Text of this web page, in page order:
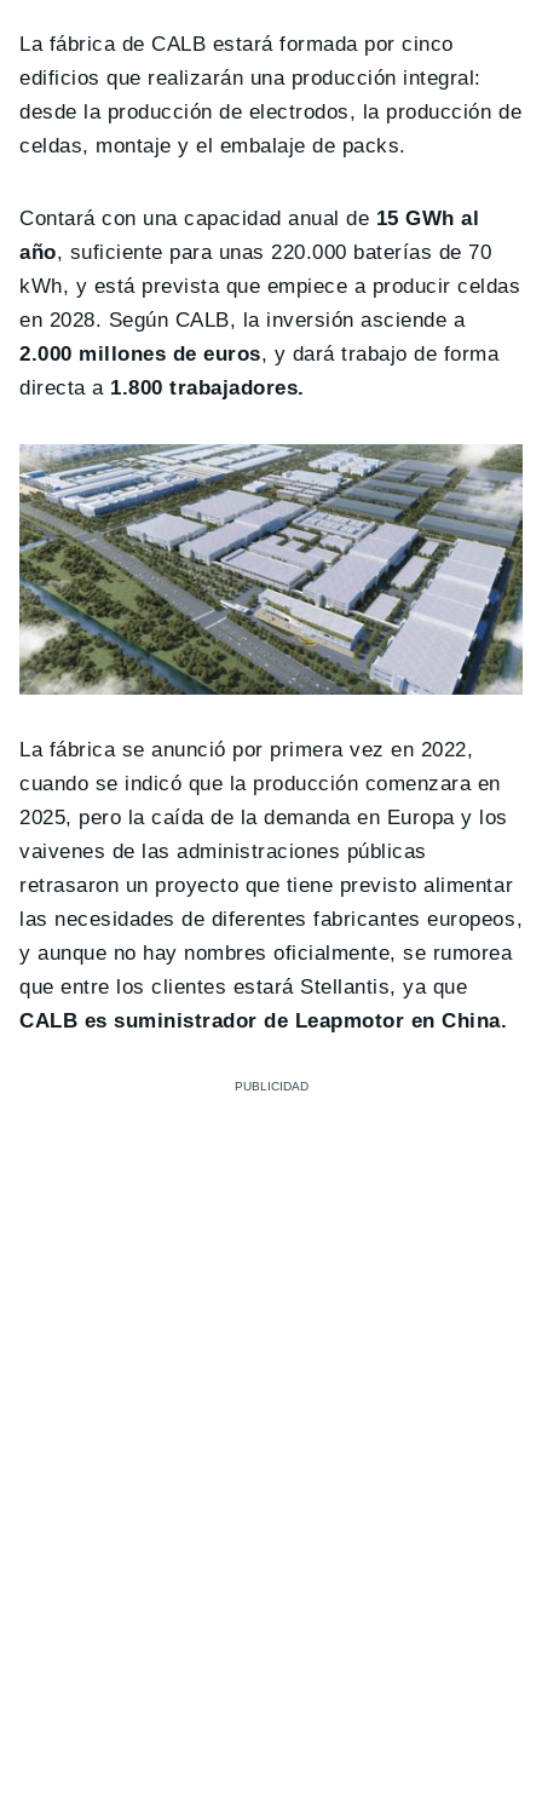
La fábrica de CALB estará formada por cinco
edificios que realizarán una producción integral:
desde la producción de electrodos, la producción de
celdas, montaje y el embalaje de packs.
Contará con una capacidad anual de 15 GWh al
año, suficiente para unas 220.000 baterías de 70
kWh, y está prevista que empiece a producir celdas
en 2028. Según CALB, la inversión asciende a
2.000 millones de euros, y dará trabajo de forma
directa a 1.800 trabajadores.
La fábrica se anunció por primera vez en 2022,
cuando se indicó que la producción comenzara en
2025, pero la caída de la demanda en Europa y los
vaivenes de las administraciones públicas
retrasaron un proyecto que tiene previsto alimentar
las necesidades de diferentes fabricantes europeos,
y aunque no hay nombres oficialmente, se rumorea
que entre los clientes estará Stellantis, ya que
CALB es suministrador de Leapmotor en China.